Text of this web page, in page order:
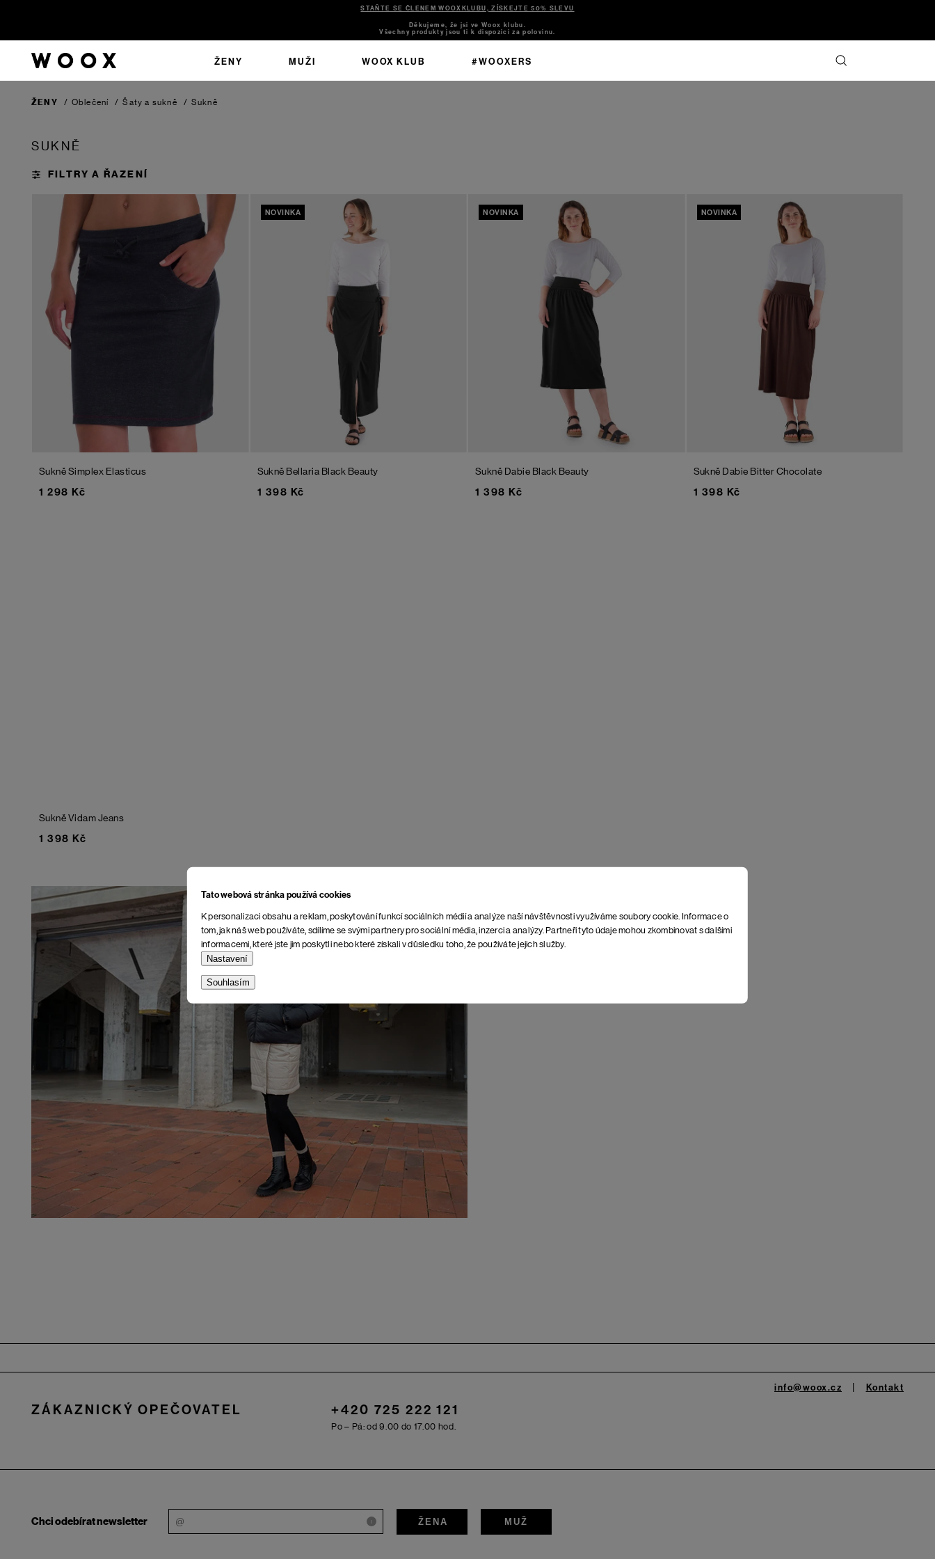
Tato webová stránka používá cookies
K personalizaci obsahu a reklam, poskytování funkcí sociálních médií a analýze naší návštěvnosti využíváme soubory cookie. Informace o
tom, jak náš web používáte, sdílíme se svými partnery pro sociální média, inzerci a analýzy. Partneři tyto údaje mohou zkombinovat s dalšími
informacemi, které jste jim poskytli nebo které získali v důsledku toho, že používáte jejich služby.
Nastavení
Souhlasím
STAŇTE SE ČLENEM WOOXKLUBU, ZÍSKEJTE 50% SLEVU
Děkujeme, že jsi ve Woox klubu.
Všechny produkty jsou ti k dispozici za polovinu.
ŽENY MUŽI WOOX KLUB #WOOXERS
ŽENY / Oblečení / Šaty a sukně / Sukně
SUKNĚ
Sukně Simplex Elasticus
1 298 Kč
NOVINKA
Sukně Bellaria Black Beauty
1 398 Kč
NOVINKA
Sukně Dabie Black Beauty
1 398 Kč
NOVINKA
Sukně Dabie Bitter Chocolate
1 398 Kč
Sukně VidamJeans
1 398 Kč
ZÁKAZNICKÝ OPEČOVATEL +420 725 222 121
Po – Pá: od 9.00 do 17.00 hod.
info@woox.cz Kontakt
Chci odebírat newsletter i ŽENA MUŽ